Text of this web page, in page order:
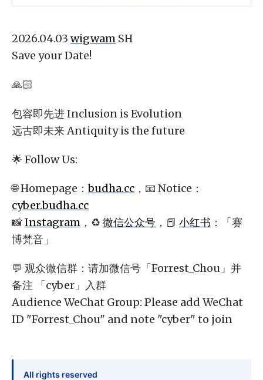
2026.04.03 wigwam SH
Save your Date!
🙏🏻
包容即先进 Inclusion is Evolution
远古即未来 Antiquity is the future
🌟 Follow Us:
🌐 Homepage：budha.cc ，📧 Notice：
cyber.budha.cc
📸Instagram ，♻️ 微信公众号 ，📕 小红书 ：「赛
博梵音」
💬 观众微信群：请加微信号「Forrest_Chou」并
备注 「cyber」入群
Audience WeChat Group: Please add WeChat
ID "Forrest_Chou" and note "cyber" to join
All rights reserved